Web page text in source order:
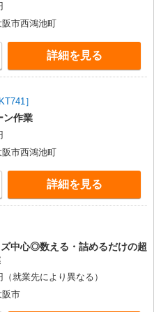
市西鴻池町
詳細を見る
］
ン作業
市西鴻池町
詳細を見る
中心◎数える・詰めるだけの超
（就業先により異なる）
阪市